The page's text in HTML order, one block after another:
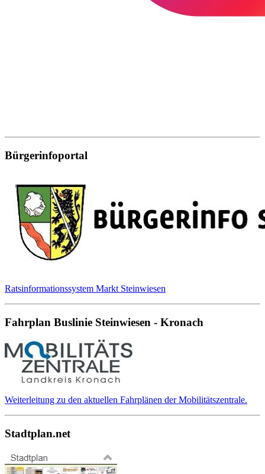
Bürgerinfoportal
Ratsinformationssystem Markt Steinwiesen
Fahrplan Buslinie Steinwiesen - Kronach
Weiterleitung zu den aktuellen Fahrplänen der Mobilitätszentrale.
Stadtplan.net